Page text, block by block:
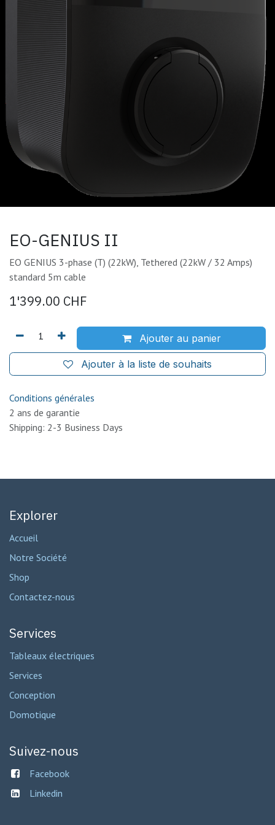
EO-GENIUS II
EO GENIUS 3-phase (T) (22kW), Tethered (22kW / 32 Amps)
standard 5m cable
1'399.00 CHF
Ajouter au panier
Ajouter à la liste de souhaits
Conditions générales
2 ans de garantie
Shipping: 2-3 Business Days
Explorer
Accueil
Notre Société
Shop
Contactez-nous
Services
Tableaux électriques
Services
Conception
Domotique
Suivez-nous
Facebook
Linkedin